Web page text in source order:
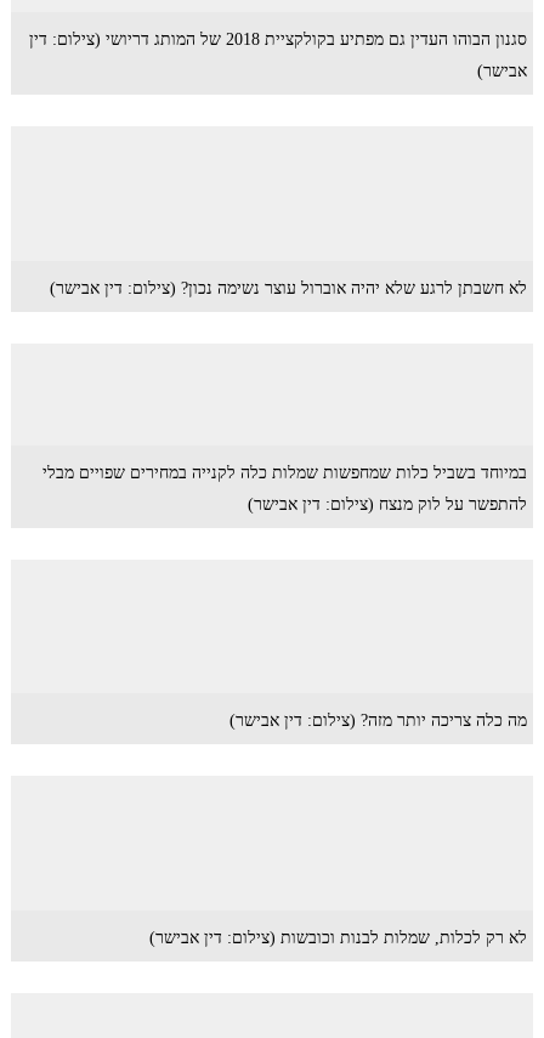
סגנון הבוהו העדין גם מפתיע בקולקציית 2018 של המותג דריושי (צילום: דין
אבישר)
לא חשבתן לרגע שלא יהיה אוברול עוצר נשימה נכון? (צילום: דין אבישר)
במיוחד בשביל כלות שמחפשות שמלות כלה לקנייה במחירים שפויים מבלי
להתפשר על לוק מנצח (צילום: דין אבישר)
מה כלה צריכה יותר מזה? (צילום: דין אבישר)
לא רק לכלות, שמלות לבנות וכובשות (צילום: דין אבישר)